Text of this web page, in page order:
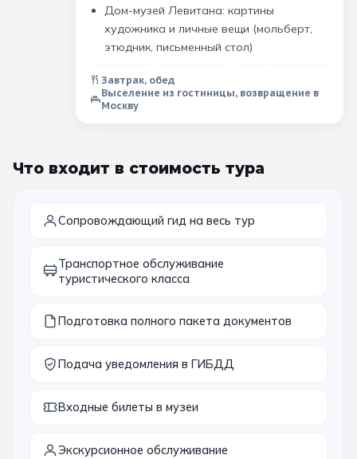
Дом-музей Левитана: картины
художника и личные вещи (мольберт,
этюдник, письменный стол)
Завтрак, обед
Выселение из гостиницы, возвращение в
Москву
Что входит в стоимость тура
Сопровождающий гид на весь тур
Транспортное обслуживание
туристического класса
Подготовка полного пакета документов
Подача уведомления в ГИБДД
Входные билеты в музеи
Экскурсионное обслуживание